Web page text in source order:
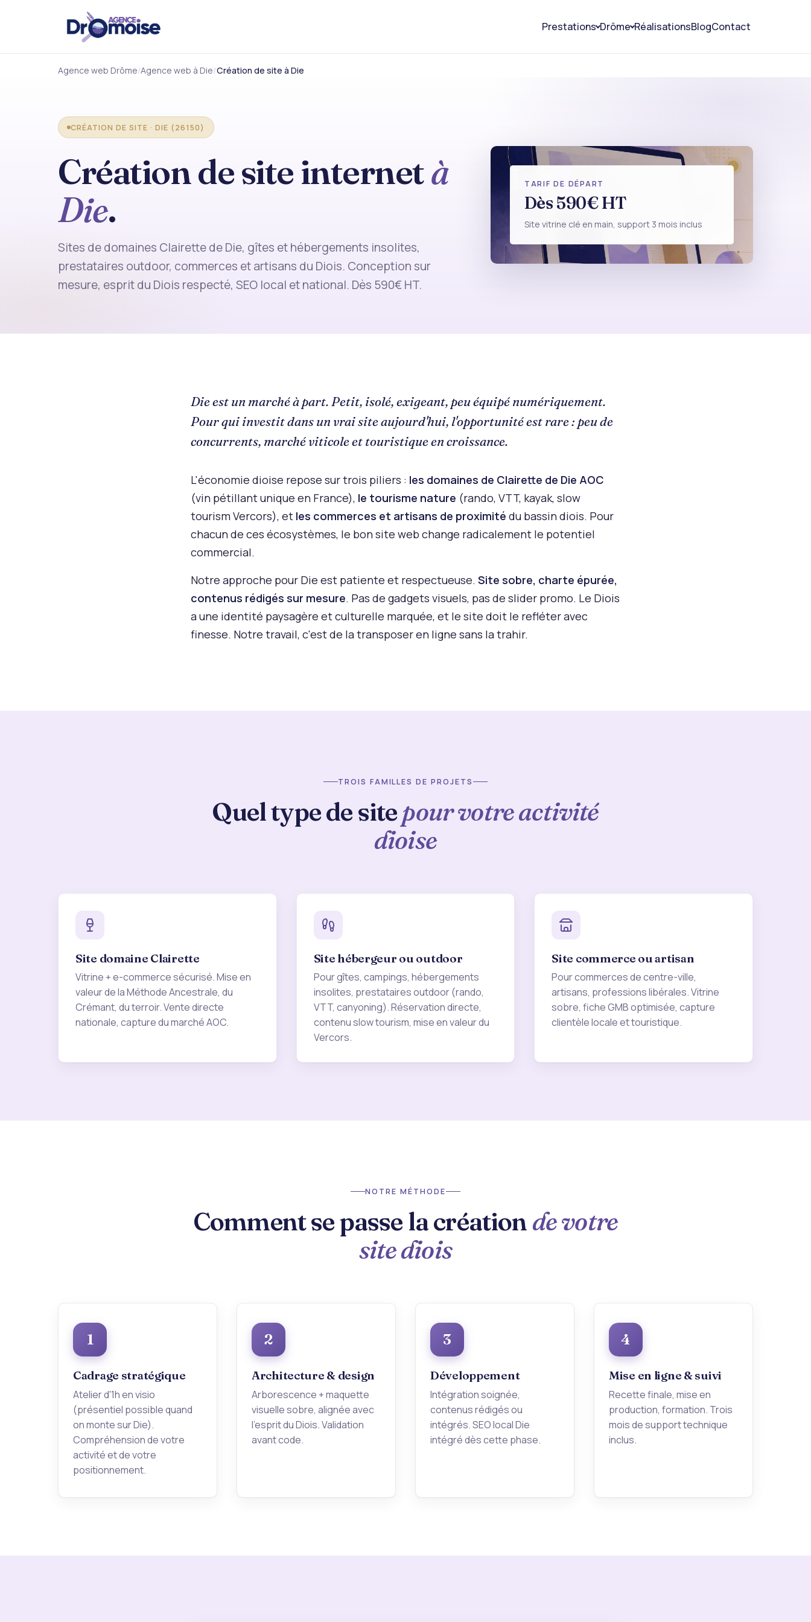
Prestations Drôme RéalisationsBlogContact
Agence web Drôme Agence web à Die Création de site à Die
CRÉATION DE SITE · DIE (26150)
Création de site internetà
Die.
Sites de domaines Clairette de Die, gîtes et hébergements insolites,
prestataires outdoor, commerces et artisans du Diois. Conception sur
mesure, esprit du Diois respecté, SEO local et national. Dès 590€ HT.
Die
CRÉATION DE SITE
TARIF DE DÉPART
Dès 590€ HT
Site vitrine clé en main, support 3 mois inclus
Die est un marché à part. Petit, isolé, exigeant, peu équipé numériquement.
Pour qui investit dans un vrai site aujourd'hui, l'opportunité est rare : peu de
concurrents, marché viticole et touristique en croissance.
L'économie dioise repose sur trois piliers : les domaines de Clairette de Die AOC
(vin pétillant unique en France), le tourisme nature (rando, VTT, kayak, slow
tourism Vercors), et les commerces et artisans de proximité du bassin diois. Pour
chacun de ces écosystèmes, le bon site web change radicalement le potentiel
commercial.
Notre approche pour Die est patiente et respectueuse. Site sobre, charte épurée,
contenus rédigés sur mesure. Pas de gadgets visuels, pas de slider promo. Le Diois
a une identité paysagère et culturelle marquée, et le site doit le refléter avec
finesse. Notre travail, c'est de la transposer en ligne sans la trahir.
TROIS FAMILLES DE PROJETS
Quel type de sitepour votre activité
dioise
Site domaine Clairette
Vitrine + e-commerce sécurisé. Mise en
valeur de la Méthode Ancestrale, du
Crémant, du terroir. Vente directe
nationale, capture du marché AOC.
Site hébergeur ou outdoor
Pour gîtes, campings, hébergements
insolites, prestataires outdoor (rando,
VTT, canyoning). Réservation directe,
contenu slow tourism, mise en valeur du
Vercors.
Site commerce ou artisan
Pour commerces de centre-ville,
artisans, professions libérales. Vitrine
sobre, fiche GMB optimisée, capture
clientèle locale et touristique.
NOTRE MÉTHODE
Comment se passe la créationde votre
site diois
1
Cadrage stratégique
Atelier d'1h en visio
(présentiel possible quand
on monte sur Die).
Compréhension de votre
activité et de votre
positionnement.
2
Architecture & design
Arborescence + maquette
visuelle sobre, alignée avec
l'esprit du Diois. Validation
avant code.
3
Développement
Intégration soignée,
contenus rédigés ou
intégrés. SEO local Die
intégré dès cette phase.
4
Mise en ligne & suivi
Recette finale, mise en
production, formation. Trois
mois de support technique
inclus.